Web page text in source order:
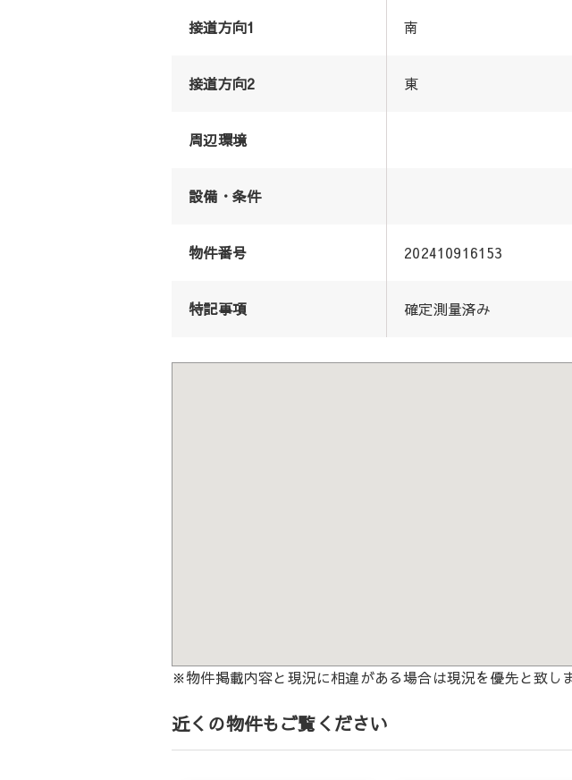
接道方向1 南
接道方向2 東
周辺環境
設備・条件
物件番号 202410916153
特記事項 確定測量済み
※物件掲載内容と現況に相違がある場合は現況を優先と致し
近くの物件もご覧ください